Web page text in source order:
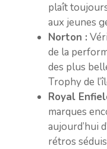
plaît
aux jeunes
Norton :
de la
des plus
Trophy de
Royal
marques
aujourd’hui
rétros